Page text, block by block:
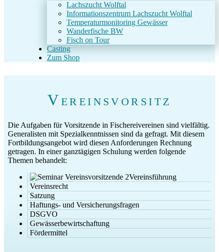
Lachszucht Wolftal
Informationszentrum Lachszucht Wolftal
Temperaturmonitoring Gewässer
Wanderfische BW
Fisch on Tour
Casting
Zum Shop
Vereinsvorsitz
Die Aufgaben für Vorsitzende in Fischereivereinen sind vielfältig.
Generalisten mit Spezialkenntnissen sind da gefragt. Mit diesem
Fortbildungsangebot wird diesen Anforderungen Rechnung
getragen. In einer ganztägigen Schulung werden folgende
Themen behandelt:
Vereinsführung
Vereinsrecht
Satzung
Haftungs- und Versicherungsfragen
DSGVO
Gewässerbewirtschaftung
Fördermittel